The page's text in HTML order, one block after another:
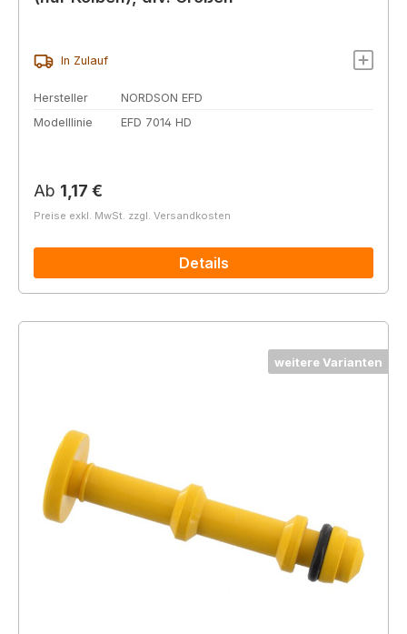
In Zulauf
Hersteller
NORDSON EFD
Modelllinie
EFD 7014 HD
Regulärer Preis:
Ab 1,17 €
Preise exkl. MwSt. zzgl. Versandkosten
Details
weitere Varianten